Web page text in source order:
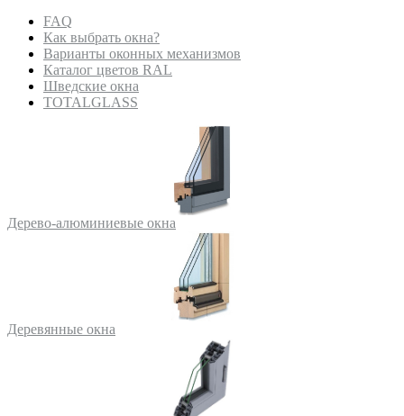
FAQ
Как выбрать окна?
Варианты оконных механизмов
Каталог цветов RAL
Шведские окна
TOTALGLASS
Дерево-алюминиевые окна
Деревянные окна